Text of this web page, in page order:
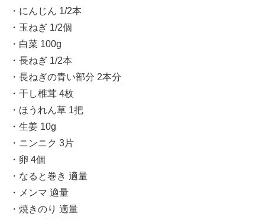
・にんじん 1/2本
・玉ねぎ 1/2個
・白菜 100g
・長ねぎ 1/2本
・長ねぎの青い部分 2本分
・干し椎茸 4枚
・ほうれん草 1把
・生姜 10g
・ニンニク 3片
・卵 4個
・なると巻き 適量
・メンマ 適量
・焼きのり 適量